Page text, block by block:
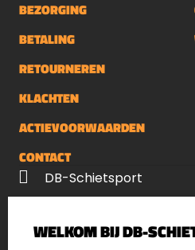
BEZORGING
BETALING
RETOURNEREN
KLACHTEN
ACTIEVOORWAARDEN
CONTACT
DB-Schietsport
5411 LX Zeeland
WELKOM BIJ DB-